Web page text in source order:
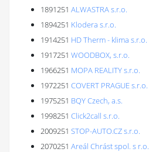
1891251 ALWASTRA s.r.o.
1894251 Klodera s.r.o.
1914251 HD Therm - klima s.r.o.
1917251 WOODBOX, s.r.o.
1966251 MOPA REALITY s.r.o.
1972251 COVERT PRAGUE s.r.o.
1975251 BQY Czech, a.s.
1998251 Click2call s.r.o.
2009251 STOP-AUTO.CZ s.r.o.
2070251 Areál Chrást spol. s r.o.